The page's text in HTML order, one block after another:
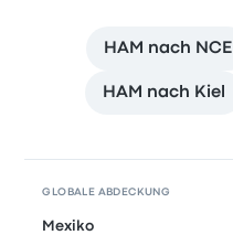
HAM nach NCE
HAM nach Kiel
GLOBALE ABDECKUNG
Mexiko